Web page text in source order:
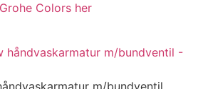
Colors her
m/bundventil